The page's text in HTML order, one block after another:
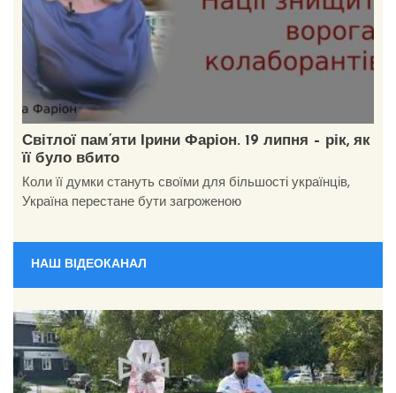
Світлої пам’яти Ірини Фаріон. 19 липня – рік, як
її було вбито
Коли її думки стануть своїми для більшості українців,
Україна перестане бути загроженою
НАШ ВІДЕОКАНАЛ